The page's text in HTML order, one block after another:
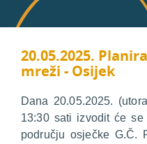
20.05.2025.
mreži - Osijek
Dana 20.05.2025.
13:30 sati izvodit će
području osječke G.Č.